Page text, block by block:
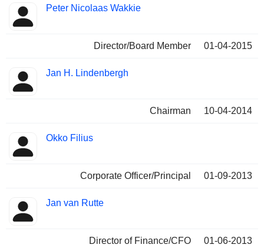
Peter Nicolaas Wakkie
Director/Board Member 01-04-2015
Jan H. Lindenbergh
Chairman 10-04-2014
Okko Filius
Corporate Officer/Principal 01-09-2013
Jan van Rutte
Director of Finance/CFO 01-06-2013